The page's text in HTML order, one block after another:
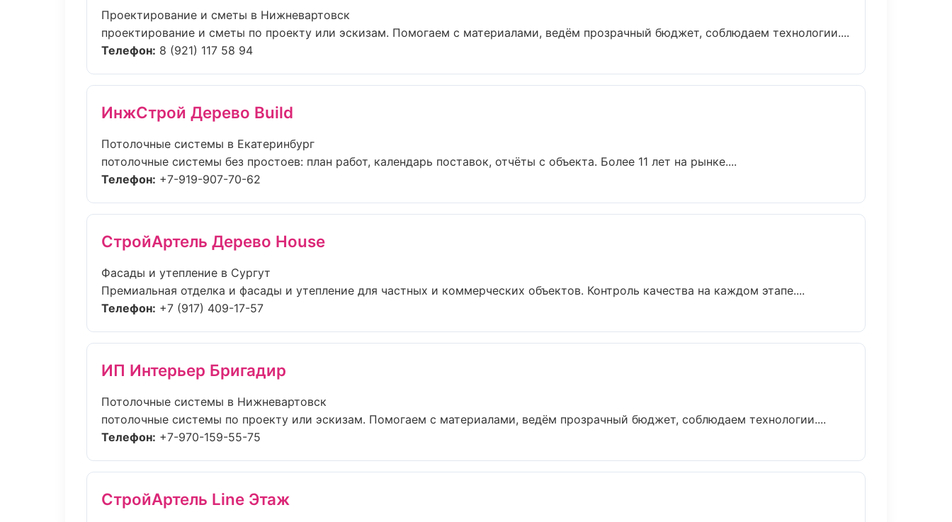
Проектирование и сметы в Нижневартовск
проектирование и сметы по проекту или эскизам. Помогаем с материалами, ведём прозрачный бюджет, соблюдаем технологии....
Телефон: 8 (921) 117 58 94
ИнжСтрой Дерево Build
Потолочные системы в Екатеринбург
потолочные системы без простоев: план работ, календарь поставок, отчёты с объекта. Более 11 лет на рынке....
Телефон: +7-919-907-70-62
СтройАртель Дерево House
Фасады и утепление в Сургут
Премиальная отделка и фасады и утепление для частных и коммерческих объектов. Контроль качества на каждом этапе....
Телефон: +7 (917) 409-17-57
ИП Интерьер Бригадир
Потолочные системы в Нижневартовск
потолочные системы по проекту или эскизам. Помогаем с материалами, ведём прозрачный бюджет, соблюдаем технологии....
Телефон: +7-970-159-55-75
СтройАртель Line Этаж